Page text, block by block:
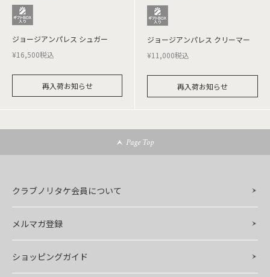
ジョージアンパレス シュガー
¥16,500税込
再入荷お知らせ
ジョージアンパレス クリーマー
¥11,000税込
再入荷お知らせ
Page Top
クラブノリタケ会員について
メルマガ登録
ショッピングガイド